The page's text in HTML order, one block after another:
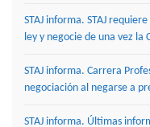
STAJ informa. STAJ
ley y negocie de una vez la
STAJ informa. Carrera
negociación al negarse a
STAJ informa. Últimas